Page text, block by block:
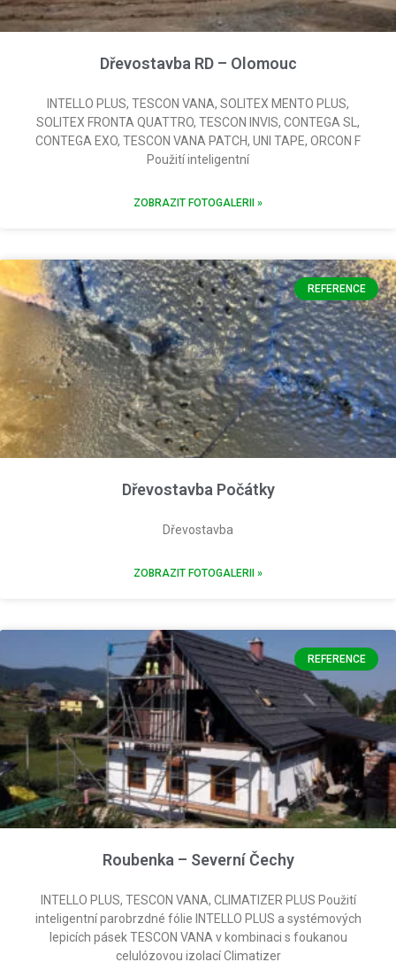
Dřevostavba RD – Olomouc
INTELLO PLUS, TESCON VANA, SOLITEX MENTO PLUS,
SOLITEX FRONTA QUATTRO, TESCON INVIS, CONTEGA SL,
CONTEGA EXO, TESCON VANA PATCH, UNI TAPE, ORCON F
Použití inteligentní
ZOBRAZIT FOTOGALERII »
REFERENCE
Dřevostavba Počátky
Dřevostavba
ZOBRAZIT FOTOGALERII »
REFERENCE
Roubenka – Severní Čechy
INTELLO PLUS, TESCON VANA, CLIMATIZER PLUS Použití
inteligentní parobrzdné fólie INTELLO PLUS a systémových
lepicích pásek TESCON VANA v kombinaci s foukanou
celulózovou izolací Climatizer